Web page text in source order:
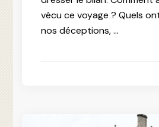
vécu ce voyage ? Quels
nos déceptions, …